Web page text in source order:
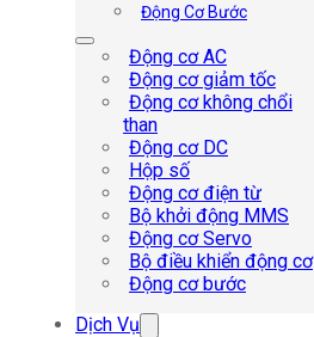
Động Cơ Bước
Động cơ AC
Động cơ giảm tốc
Động cơ không chổi
than
Động cơ DC
Hộp số
Động cơ điện từ
Bộ khởi động MMS
Động cơ Servo
Bộ điều khiển động cơ
Động cơ bước
Dịch Vụ